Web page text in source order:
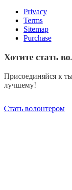
Privacy
Terms
Sitemap
Purchase
Хотите стать
Присоединяйся к
лучшему!
Стать волонтером